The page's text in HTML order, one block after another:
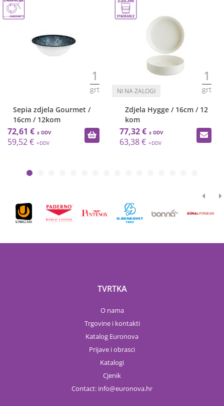
1
grt
Sepia zdjela Gourmet /
16cm / 12kom
72,61 €
59,52 €
1
grt
Zdjela Hygge / 16cm / 12
kom
77,32 €
63,38 €
TVRTKA
O nama
Trgovine i kontakti
Katalog Euronova
Prijave i obrasci
Katalogi
Cjenik
Contact: info euronova.hr